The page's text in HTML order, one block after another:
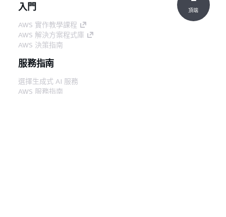
入門
AWS 實作教學課程
AWS 解決方案程式庫
AWS 決策指南
服務指南
選擇生成式 AI 服務
AWS 服務指南
頂端